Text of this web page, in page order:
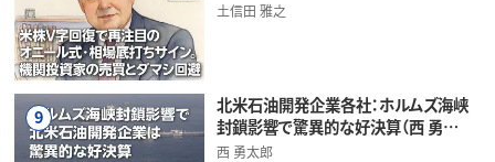
土信田 雅之
9
北米石油開発企業各社：ホルムズ海峡
封鎖影響で驚異的な好決算（西 勇…
西 勇太郎